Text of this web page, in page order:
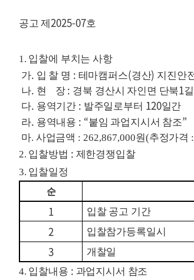
공고 제2025-07호
1. 입찰에 부치는 사항
가. 입 찰 명 : 테마캠퍼스(경산) 지진안
나. 현 장 : 경북 경산시 자인면 단북1길
다. 용역기간 : 발주일로부터 120일간
라. 용역내용 : “붙임 과업지시서 참조”
마. 사업금액 : 262,867,000원(추정가격
2. 입찰방법 : 제한경쟁입찰
3. 입찰일정
순
1 입찰 공고 기간
2
입찰참가등록일시
3 개찰일
4. 입찰내용 : 과업지시서 참조